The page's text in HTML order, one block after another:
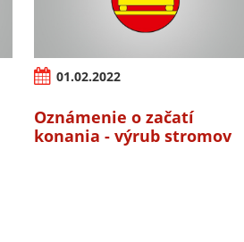
01.02.2022
Oznámenie o začatí
konania - výrub stromov